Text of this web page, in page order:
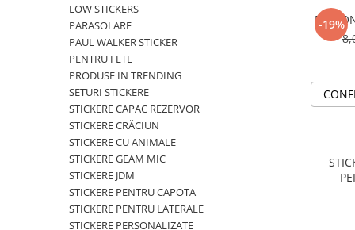
VOLKSWAGEN
STICKERE STALPI
STALPI MARCI AUTO
TOP VANZARI
STICKERE PARBRIZ
STICKERE STALPI SI GEAM MIC
STICKERE CAMUFLAJ
STICKERE PENTRU FIRME
LOW STICKERS
PARASOLARE
PAUL WALKER STICKER
PENTRU FETE
PRODUSE IN TRENDING
SETURI STICKERE
STICKERE CAPAC REZERVOR
STICKERE CRĂCIUN
STICKERE CU ANIMALE
STICKERE GEAM MIC
STICKERE JDM
STICKERE PENTRU CAPOTA
STICKERE PENTRU LATERALE
STICKERE PERSONALIZATE
-19%